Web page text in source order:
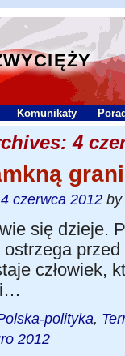
Komunikaty
4
4 czerwca 2012 by
się dzieje.
ostrzega
człowiek,
polityka,
2012